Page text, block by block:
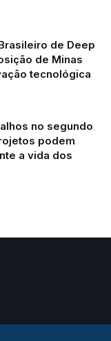
de Deep
de Minas
tecnológica
no segundo
podem
a vida dos